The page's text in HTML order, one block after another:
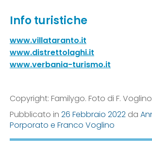
Info turistiche
www.villataranto.it
www.distrettolaghi.it
www.verbania-turismo.it
Copyright: Familygo. Foto di F. Voglino
Pubblicato in 26 Febbraio 2022 da
Porporato e Franco Voglino